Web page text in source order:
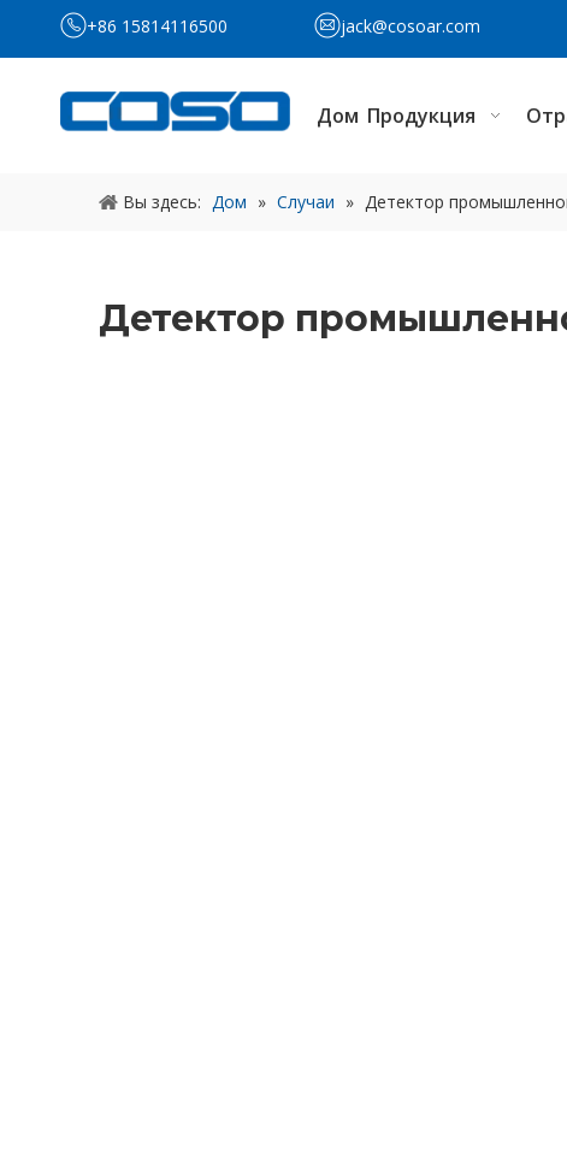
+86 15814116500 jack@cosoar.com
Дом Продукция
Вы здесь: Дом » Случаи » Детектор
Детектор